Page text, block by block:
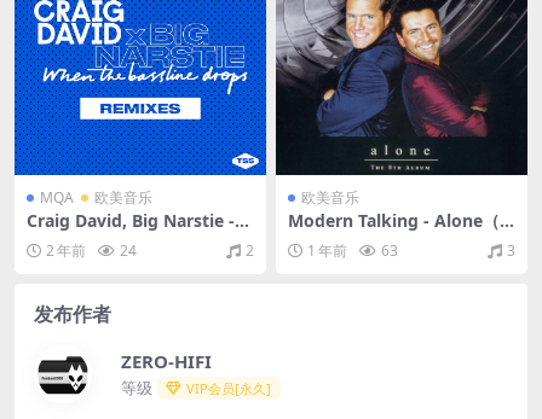
MQA 欧美音乐
Craig David, Big Narstie -
When the Bassline Drops
(Remixes)（2016/FLAC/EP
2 年前 24 2
欧美音乐
Modern Talking - Alone（1
999/FLAC/分轨/538M）
1 年前 63 3
发布作者
ZERO-HIFI
等级 VIP会员[永久]